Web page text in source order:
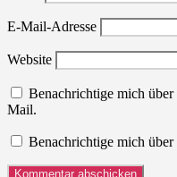
E-Mail-Adresse
Website
Benachrichtige mich
Mail.
Benachrichtige mich